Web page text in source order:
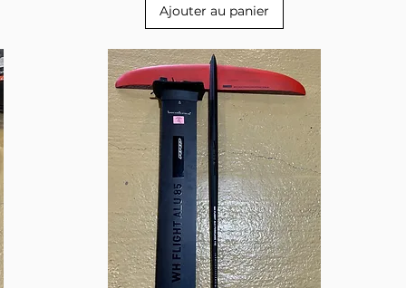
Ajouter au panier